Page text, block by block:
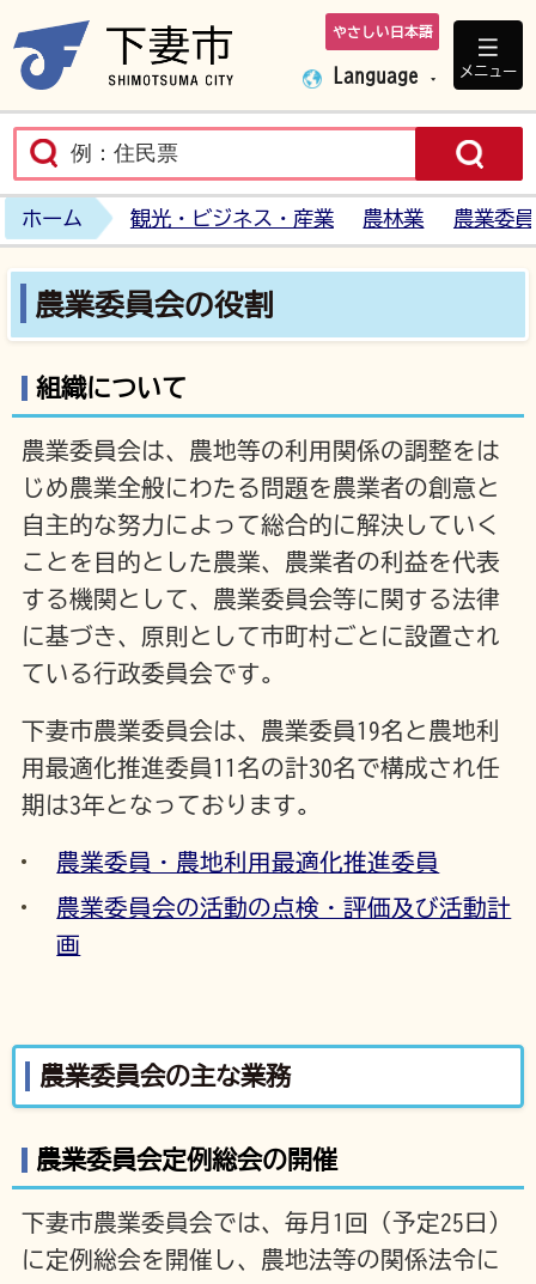
下妻市ホームペ
やさしい日本語
Language メニュー
ホーム 観光・ビジネス・産業 農林業 農業委
農業委員会の役割
組織について
農業委員会は、農地等の利用関係の調整をは
じめ農業全般にわたる問題を農業者の創意と
自主的な努力によって総合的に解決していく
ことを目的とした農業、農業者の利益を代表
する機関として、農業委員会等に関する法律
に基づき、原則として市町村ごとに設置され
ている行政委員会です。
下妻市農業委員会は、農業委員19名と農地利
用最適化推進委員11名の計30名で構成され任
期は3年となっております。
農業委員・農地利用最適化推進委員
農業委員会の活動の点検・評価及び活動計
画
農業委員会の主な業務
農業委員会定例総会の開催
下妻市農業委員会では、毎月1回（予定25日）
に定例総会を開催し、農地法等の関係法令に